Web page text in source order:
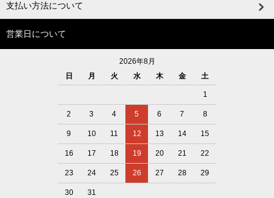
支払い方法について
営業日について
2026年8月
日
月 火 水 木 金 土
1
2 3 4 5 6 7 8
9 10 11 12 13 14 15
16 17 18 19 20 21 22
23 24 25 26 27 28 29
30 31